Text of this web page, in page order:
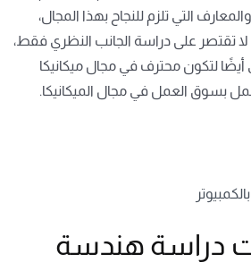
التي تلزم للنجاح بهذا المجال،
تقتصر على دراسة الجانب النظري فقط،
أيضًا لتكون محترف في مجال ميكانيكا
بسوق العمل في مجال الميكانيكا.
دراسة هندسة